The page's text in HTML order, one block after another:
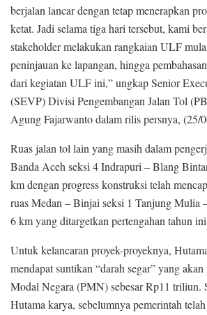
berjalan lancar dengan tetap menerapkan
ketat. Jadi selama tiga hari tersebut, kami
stakeholder melakukan rangkaian ULF
peninjauan ke lapangan, hingga
dari kegiatan ULF ini,” ungkap Senior
(SEVP) Divisi Pengembangan Jalan Tol
Agung Fajarwanto dalam rilis persnya, (25/
Ruas jalan tol lain yang masih dalam
Banda Aceh seksi 4 Indrapuri – Blang
km dengan progress konstruksi telah
ruas Medan – Binjai seksi 1 Tanjung Mulia
6 km yang ditargetkan pertengahan tahun
Untuk kelancaran proyek-proyeknya,
mendapat suntikan “darah segar” yang
Modal Negara (PMN) sebesar Rp11 triliun.
Hutama karya, sebelumnya pemerintah